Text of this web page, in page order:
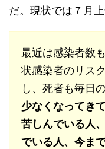
だ。現状では７月
最近は感染者数
状感染者のリス
し、死者も毎日
少なくなってき
苦しんでいる人
でいる人、今ま